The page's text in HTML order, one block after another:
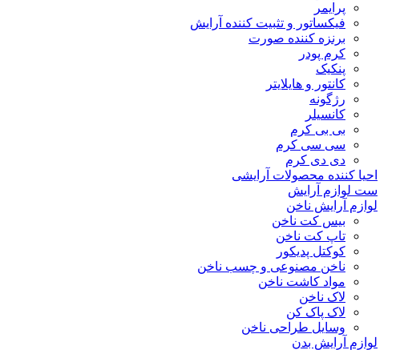
پرایمر
فیکساتور و تثبیت کننده آرایش
برنزه کننده صورت
کرم پودر
پنکیک
کانتور و هایلایتر
رژگونه
کانسیلر
بی بی کرم
سی سی کرم
دی دی کرم
احیا کننده محصولات آرایشی
ست لوازم آرایش
لوازم آرایش ناخن
بیس کت ناخن
تاپ کت ناخن
کوکتل پدیکور
ناخن مصنوعی و چسب ناخن
مواد کاشت ناخن
لاک ناخن
لاک پاک کن
وسایل طراحی ناخن
لوازم آرایش بدن